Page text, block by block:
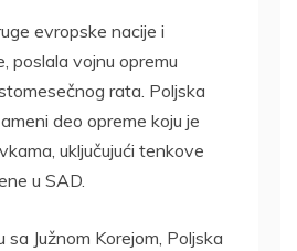
evropske nacije i
poslala vojnu opremu
rata. Poljska
deo opreme koju je
uključujući tenkove
u SAD.
sa Južnom Korejom, Poljska